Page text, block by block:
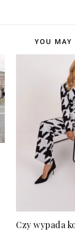
YOU MAY
Czy wypada